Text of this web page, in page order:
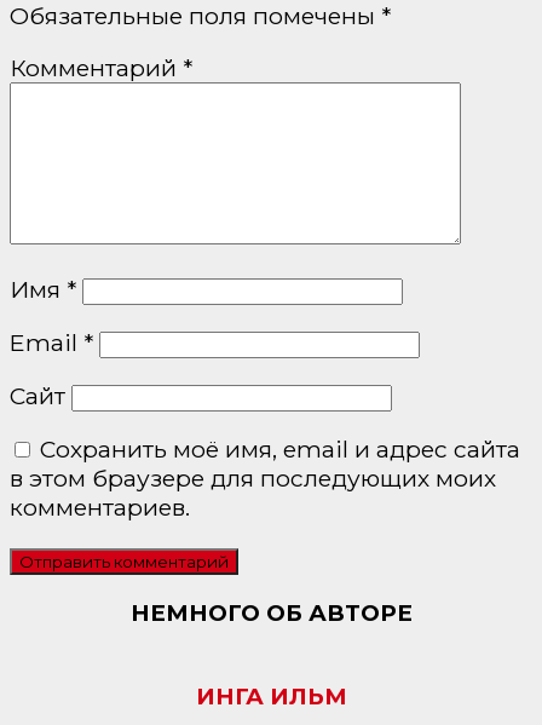
Обязательные поля помечены *
Комментарий *
Имя *
Email *
Сайт
Сохранить моё имя, email и адрес сайта
в этом браузере для последующих моих
комментариев.
НЕМНОГО ОБ АВТОРЕ
ИНГА ИЛЬМ